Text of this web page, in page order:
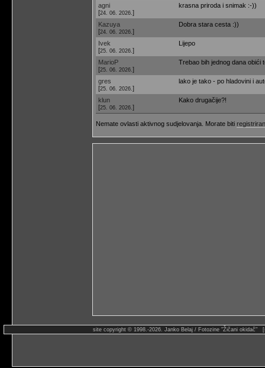
agni
[24. 06. 2026. ]
krasna priroda i snimak :-))
Kazuya
[24. 06. 2026. ]
Dobra stara cesta :))
Ivek
[25. 06. 2026. ]
Lijepo
MarioP
[25. 06. 2026. ]
Trebao bih jednog dana obići
gres
[25. 06. 2026. ]
lako je tako - po hladovini i
klun
[25. 06. 2026. ]
Kako drugačije?!
Nemate ovlasti aktivnog sudjelovanja. Morate biti
site copyright © 1998.-2026. Janko Belaj / Fotozine "Žičani okidač"